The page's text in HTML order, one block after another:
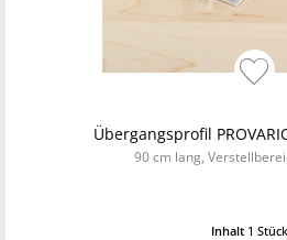
Übergangsprofil
90 cm lang,
Inhalt 1 Stück